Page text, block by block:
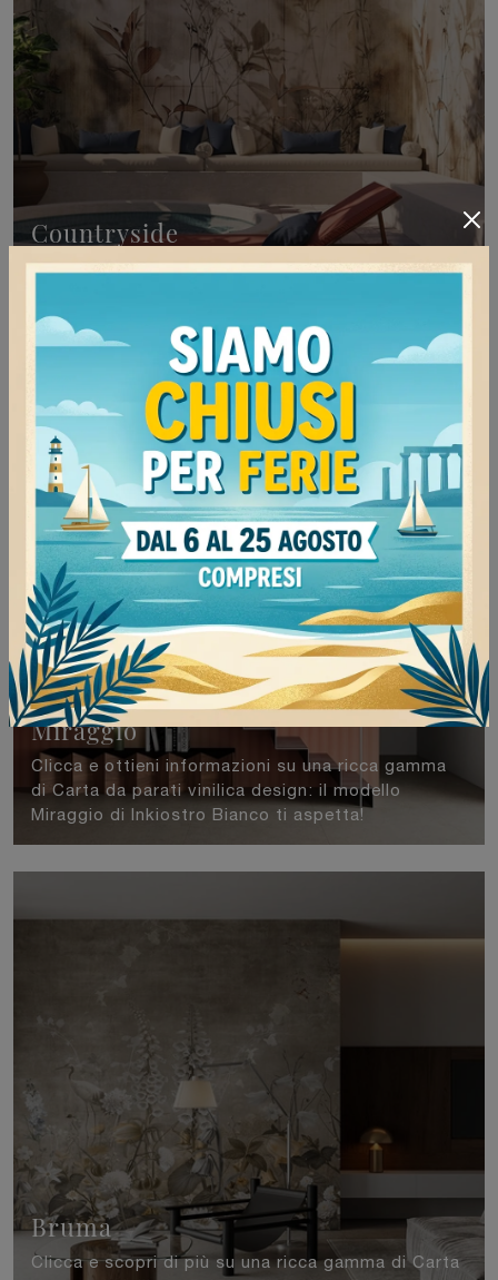
Countryside
Clicca e scopri di più su una ricca gamma di Carta
di Inkiostro Bianco ti attende!
Miraggio
Clicca e ottieni informazioni su una ricca gamma
di Carta da parati vinilica design: il modello
Miraggio di Inkiostro Bianco ti aspetta!
Bruma
Clicca e scopri di più su una ricca gamma di Carta